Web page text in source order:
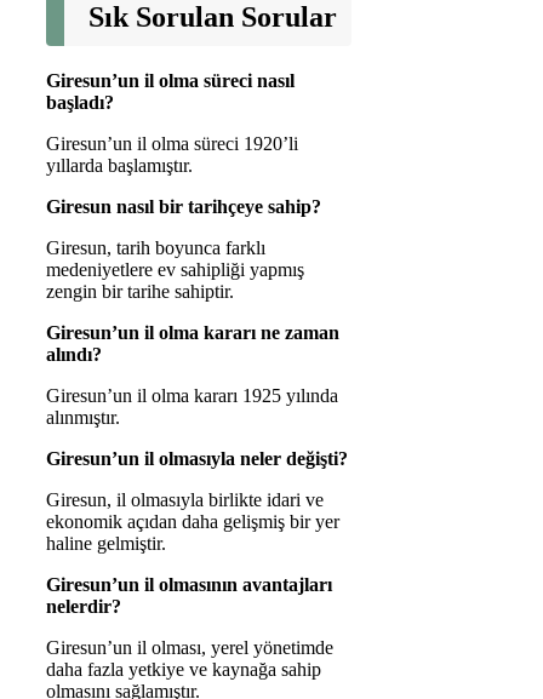
Sık Sorulan Sorular
Giresun’un il olma süreci nasıl
başladı?
Giresun’un il olma süreci 1920’li
yıllarda başlamıştır.
Giresun nasıl bir tarihçeye sahip?
Giresun, tarih boyunca farklı
medeniyetlere ev sahipliği yapmış
zengin bir tarihe sahiptir.
Giresun’un il olma kararı ne zaman
alındı?
Giresun’un il olma kararı 1925 yılında
alınmıştır.
Giresun’un il olmasıyla neler değişti?
Giresun, il olmasıyla birlikte idari ve
ekonomik açıdan daha gelişmiş bir yer
haline gelmiştir.
Giresun’un il olmasının avantajları
nelerdir?
Giresun’un il olması, yerel yönetimde
daha fazla yetkiye ve kaynağa sahip
olmasını sağlamıştır.